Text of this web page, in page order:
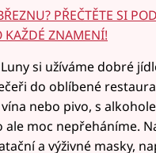
PŘEČTĚTE SI
KAŽDÉ ZNAMENÍ!
si užíváme dobré
do oblíbené
nebo pivo, s
ale moc nepřeháníme.
a výživné masky,